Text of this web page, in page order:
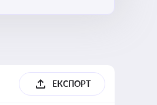
ЕКСПОРТ